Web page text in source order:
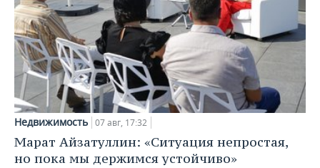
Недвижимость 07 авг, 17:32
Марат Айзатуллин: «Ситуация непростая,
но пока мы держимся устойчиво»